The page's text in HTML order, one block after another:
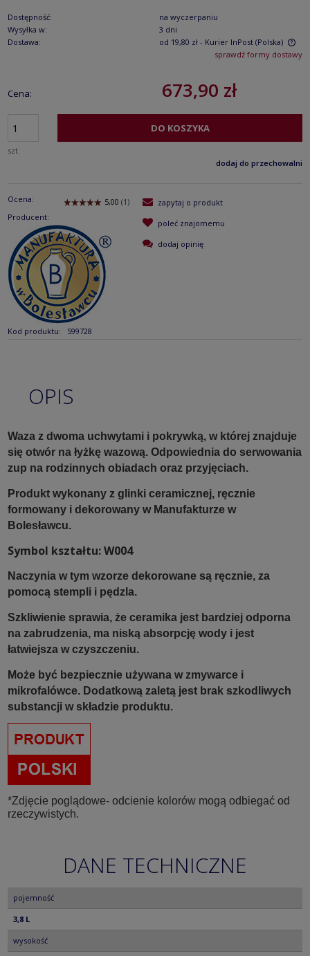
Dostępność:
na wyczerpaniu
Wysyłka w:
3 dni
Dostawa:
od 19,80 zł - Kurier InPost (Polska)
Cena nie zawiera ewentualnych kosztów płatnościsprawdź formy dostawy
Cena: 673,90 zł
szt.
DO KOSZYKA
dodaj do przechowalni
Ocena:
Producent:
Kod produktu: 599728
zapytaj o produkt
poleć znajomemu
dodaj opinię
OPIS
Waza z dwoma uchwytami i pokrywką, w której znajduje
się otwór na łyżkę wazową. Odpowiednia do serwowania
zup na rodzinnych obiadach oraz przyjęciach.
Produkt wykonany z glinki ceramicznej, ręcznie
formowany i dekorowany w Manufakturze w
Bolesławcu.
Symbol kształtu: W004
Naczynia w tym wzorze dekorowane są ręcznie, za
pomocą stempli i pędzla.
Szkliwienie sprawia, że ceramika jest bardziej odporna
na zabrudzenia, ma niską absorpcję wody i jest
łatwiejsza w czyszczeniu.
Może być bezpiecznie używana w zmywarce i
mikrofalówce. Dodatkową zaletą jest brak szkodliwych
substancji w składzie produktu.
*Zdjęcie poglądowe- odcienie kolorów mogą odbiegać od
rzeczywistych.
DANE TECHNICZNE
pojemność
3,8 L
wysokość